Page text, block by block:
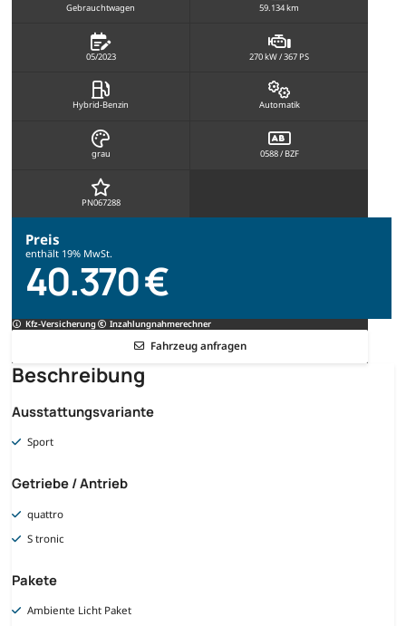
Gebrauchtwagen 59.134 km
05/2023 270 kW / 367 PS
Hybrid-Benzin Automatik
grau 0588 / BZF
PN067288
Preis
enthält 19% MwSt.
40.370 €
Kfz-Versicherung Inzahlungnahmerechner
Fahrzeug anfragen
Beschreibung
Ausstattungsvariante
Sport
Getriebe / Antrieb
quattro
S tronic
Pakete
Ambiente Licht Paket